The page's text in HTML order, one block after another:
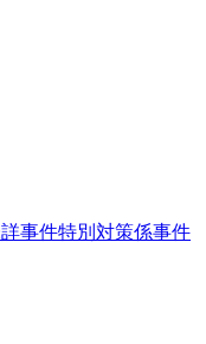
事件特別対策係事件